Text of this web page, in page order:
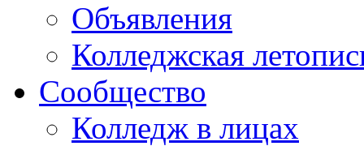
Объявления
Колледжская
Сообщество
Колледж в лицах